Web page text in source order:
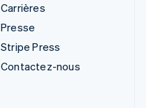
Carrières
Presse
Stripe Press
Contactez-nous